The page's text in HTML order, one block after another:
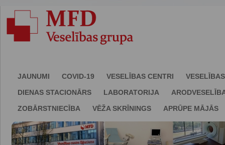
JAUNUMI COVID-19 VESELĪBAS CENTRI
DIENAS STACIONĀRS
LABORATORIJA
ZOBĀRSTNIECĪBA
VĒŽA SKRĪNINGS APRŪPE MĀJĀS